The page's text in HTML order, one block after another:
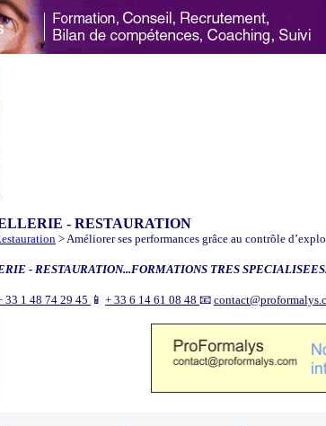
- RESTAURATION
> Améliorer ses performances grâce au contrôle
- RESTAURATION...FORMATIONS TRES
33 1 48 74 29 45 📱 + 33 6 14 61 08 48 📧